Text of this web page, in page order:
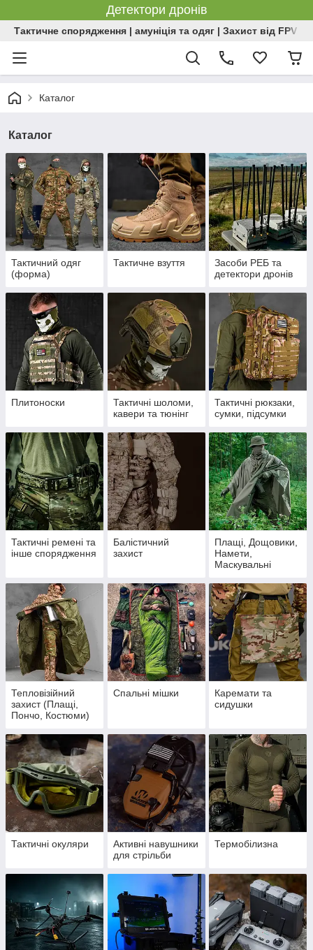
Детектори дронів
Тактичне спорядження | амуніція та одяг | Захист від FPV |
Каталог
Каталог
Тактичний одяг
(форма)
Тактичне взуття
Засоби РЕБ та
детектори дронів
Плитоноски
Тактичні шоломи,
кавери та тюнінг
Тактичні рюкзаки,
сумки, підсумки
Тактичні ремені та
інше спорядження
Балістичний
захист
Плащі, Дощовики,
Намети,
Маскувальні
Тепловізійний
захист (Плащі,
Пончо, Костюми)
Спальні мішки
Каремати та
сидушки
Тактичні окуляри
Активні навушники
для стрільби
Термобілизна